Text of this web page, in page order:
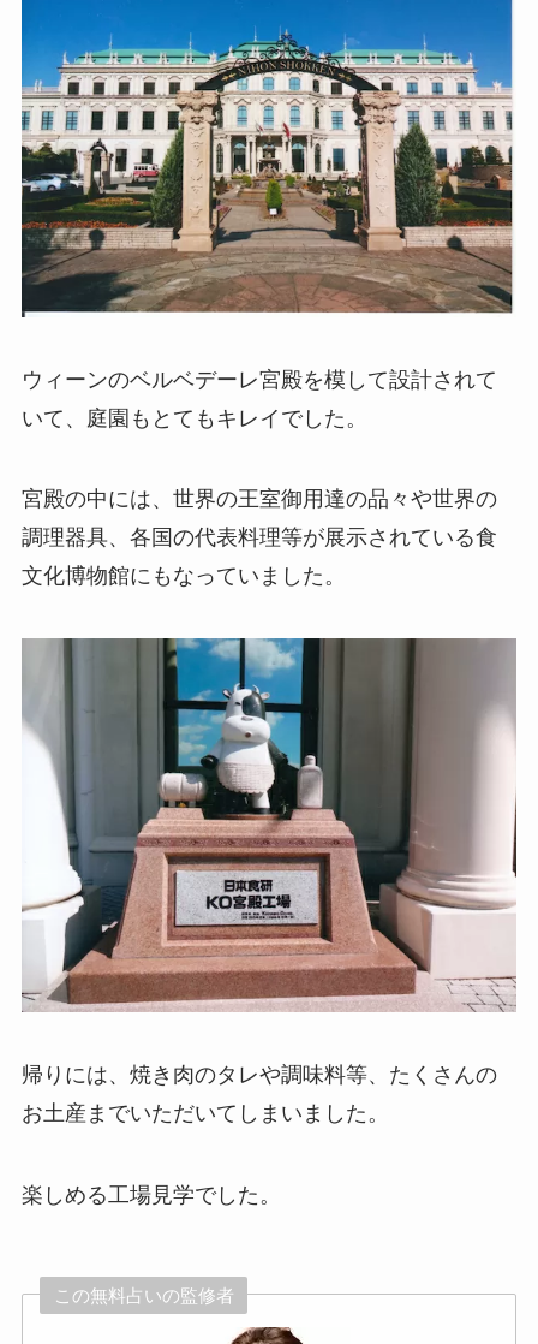
ウィーンのベルベデーレ宮殿を模して設計されて
いて、庭園もとてもキレイでした。
宮殿の中には、世界の王室御用達の品々や世界の
調理器具、各国の代表料理等が展示されている食
文化博物館にもなっていました。
帰りには、焼き肉のタレや調味料等、たくさんの
お土産までいただいてしまいました。
楽しめる工場見学でした。
この無料占いの監修者